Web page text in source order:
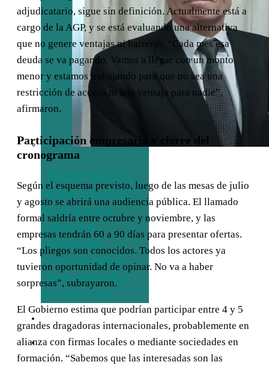
Microfinanzas
refuerza su rol
en el agro y
apunta a
soluciones
estructurales
para pequeños
productores
CONTACTO
adjudicatario, sigue sin definición. Actualmente está a
cargo de la AGP, y se está evaluando una alternativa
que no genere ventajas ni barreras. “Cada mes esa
deuda se va pagando. Vamos a llegar con un monto
menor y estamos trabajando para que no sea una
restricción de acceso ni una ventaja para nadie”,
afirmaron.
Participación empresaria y cierre del
cronograma
Según el esquema previsto, luego de las mesas de julio
y agosto se abrirá una audiencia pública. El llamado
formal saldría entre octubre y noviembre, y las
empresas tendrán 60 a 90 días para presentar ofertas.
“Los pliegos son conocidos. Todos los actores ya
tuvieron oportunidad de opinar. No va a haber
sorpresas”, subrayaron.
El Gobierno estima que podrían participar entre 4 y 5
grandes dragadoras internacionales, probablemente en
alianza con firmas locales o mediante sociedades en
formación. “Sabemos que las interesadas son las